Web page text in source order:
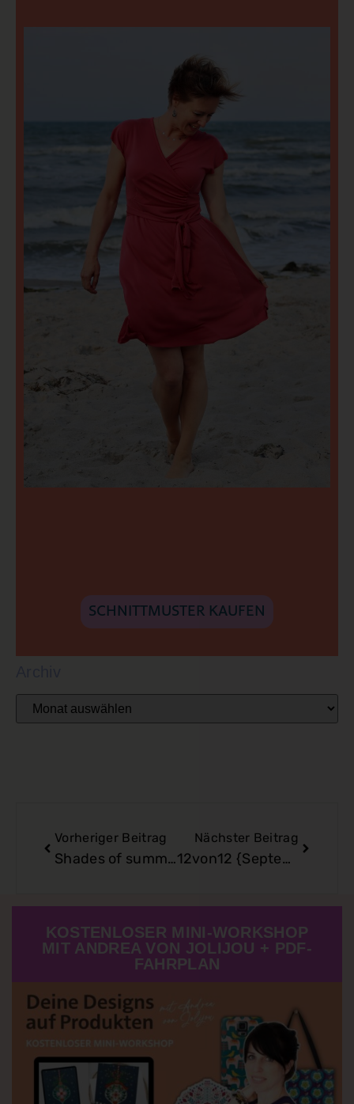
SCHNITTMUSTER KAUFEN
Vorheriger Beitrag
Shades of summer
Nächster Beitrag
12von12 {September}
KOSTENLOSER MINI-WORKSHOP
MIT ANDREA VON JOLIJOU + PDF-
FAHRPLAN